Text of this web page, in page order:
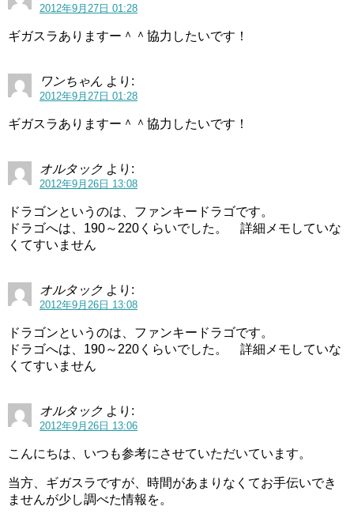
2012年9月27日 01:28
ギガスラありますー＾＾協力したいです！
ワンちゃん より:
2012年9月27日 01:28
ギガスラありますー＾＾協力したいです！
オルタック より:
2012年9月26日 13:08
ドラゴンというのは、ファンキードラゴです。
ドラゴへは、190～220くらいでした。 詳細メモしていな
くてすいません
オルタック より:
2012年9月26日 13:08
ドラゴンというのは、ファンキードラゴです。
ドラゴへは、190～220くらいでした。 詳細メモしていな
くてすいません
オルタック より:
2012年9月26日 13:06
こんにちは、いつも参考にさせていただいています。
当方、ギガスラですが、時間があまりなくてお手伝いでき
ませんが少し調べた情報を。